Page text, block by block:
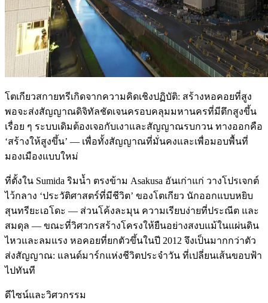
โตเกียวสกายทรีเกิดจากความคิดเชิงปฏิบัติ: สร้างหอคอยที่สูง
พอจะส่งสัญญาณดิจิทัลชัดเจนครอบคลุมมหานครที่มีตึกสูงขึ้น
เรื่อย ๆ ระบบเดิมต้องเจอกับเงาและสัญญาณรบกวน ทางออกคือ
‘สร้างให้สูงขึ้น’ — เพื่อทั้งสัญญาณที่มั่นคงและเพื่อมอบพื้นที่
มองเมืองแบบใหม่
ที่ตั้งใน Sumida ริมน้ำ ตรงข้าม Asakusa อันเก่าแก่ วางโปรเจกต์
ไว้กลาง ‘ประวัติศาสตร์ที่มีชีวิต’ ของโตเกียว นักออกแบบหยิบ
สุนทรียะเอโดะ — ส่วนโค้งละมุน ความเรียบง่ายที่ประณีต และ
สมดุล — ขณะที่วิศวกรสร้างโครงให้ยืนอย่างสงบแม้ในแผ่นดิน
ไหวและลมแรง หอคอยที่ยกตัวขึ้นในปี 2012 จึงเป็นมากกว่าตัว
ส่งสัญญาณ: แลนด์มาร์กแห่งชีวิตประจำวัน ที่เปลี่ยนเส้นขอบฟ้า
ไปทันที
ดีไซน์และวิศวกรรม